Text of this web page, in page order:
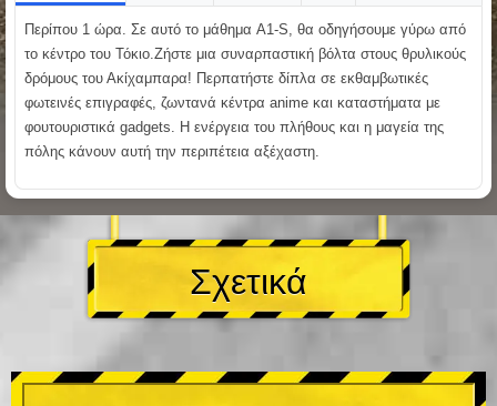
Περίπου 1 ώρα. Σε αυτό το μάθημα A1-S, θα οδηγήσουμε γύρω από
το κέντρο του Τόκιο.Ζήστε μια συναρπαστική βόλτα στους θρυλικούς
δρόμους του Ακίχαμπαρα! Περπατήστε δίπλα σε εκθαμβωτικές
φωτεινές επιγραφές, ζωντανά κέντρα anime και καταστήματα με
φουτουριστικά gadgets. Η ενέργεια του πλήθους και η μαγεία της
πόλης κάνουν αυτή την περιπέτεια αξέχαστη.
Σχετικά